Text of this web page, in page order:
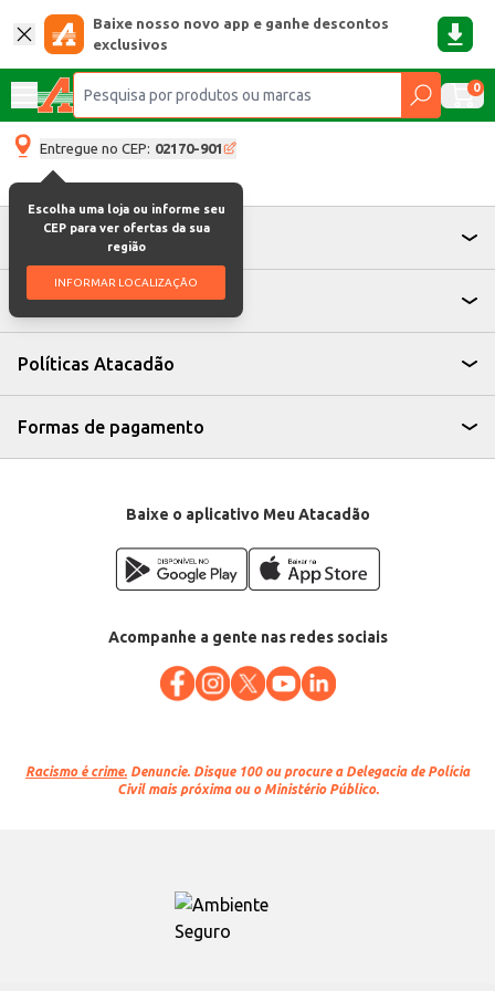
Baixe nosso novo app e ganhe descontos
exclusivos
0
Entregue no CEP: 02170-901
Escolha uma loja ou informe seu
CEP para ver ofertas da sua
região
INFORMAR LOCALIZAÇÃO
Atendimento
Institucional
Políticas Atacadão
Formas de pagamento
Baixe o aplicativo Meu Atacadão
Acompanhe a gente nas redes sociais
Racismo é crime. Denuncie. Disque 100 ou procure a Delegacia de Polícia
Civil mais próxima ou o Ministério Público.